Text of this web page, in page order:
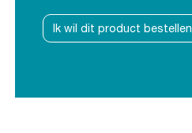
Ik wil dit product bestellen